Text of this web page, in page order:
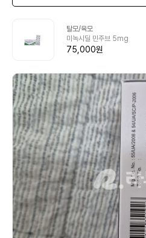
탈모/육모
미녹시딜 민주브 5mg
75,000원